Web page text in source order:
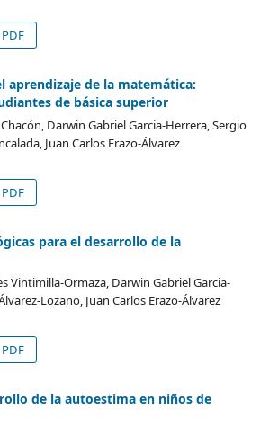
PDF
aprendizaje de la matemática:
de básica superior
Darwin Gabriel Garcia-Herrera, Sergio
Juan Carlos Erazo-Álvarez
PDF
para el desarrollo de la
Vintimilla-Ormaza, Darwin Gabriel Garcia-
Lozano, Juan Carlos Erazo-Álvarez
PDF
de la autoestima en niños de